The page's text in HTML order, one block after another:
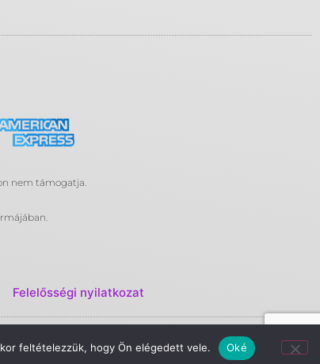
nem támogatja.
Felelősségi nyilatkozat
feltételezzük, hogy Ön elégedett vele. Oké